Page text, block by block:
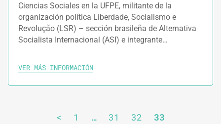
Ciencias Sociales en la UFPE, militante de la
organización política Liberdade, Socialismo e
Revolução (LSR) – sección brasileña de Alternativa
Socialista Internacional (ASI) e integrante…
VER MÁS INFORMACIÓN
< 1 … 31 32 33